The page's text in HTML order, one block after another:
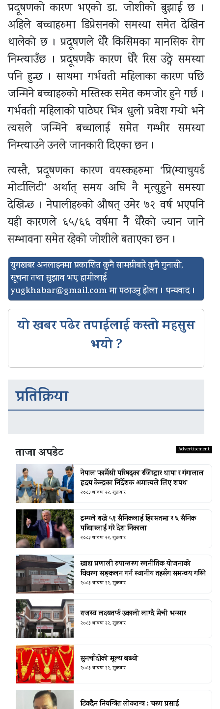
प्रदूषणको कारण भएको डा. जोशीको बुझाई छ ।
अहिले बच्चाहरुमा डिप्रेसनको समस्या समेत देखिन
थालेको छ । प्रदूषणले धेरै किसिमका मानसिक रोग
निम्त्याउँछ । प्रदूषणकै कारण धेरै रिस उठ्ने समस्या
पनि हुन्छ । साथमा गर्भवती महिलाका कारण पछि
जन्मिने बच्चाहरुको मस्तिस्क समेत कमजोर हुने गर्छ ।
गर्भवती महिलाको पाठेघर भित्र धुलो प्रवेश गर्‍यो भने
त्यसले जन्मिने बच्चालाई समेत गम्भीर समस्या
निम्त्याउने उनले जानकारी दिएका छन ।
त्यस्तै, प्रदूषणका कारण वयस्कहरुमा ‘प्रि(म्याचुयर्ड
मोर्टालिटी’ अर्थात् समय अघि नै मृत्युहुने समस्या
देखिन्छ । नेपालीहरुको औषत् उमेर ७२ वर्ष भएपनि
यही कारणले ६५/६६ वर्षमा नै धेरैको ज्यान जाने
सम्भावना समेत रहेको जोशीले बताएका छन ।
युगखबर अनलाइनमा प्रकाशित कुनै सामग्रीबारे कुनै गुनासो,
सूचना तथा सुझाव भए हामीलाई
yugkhabar@gmail.comमा पठाउनु होला । धन्यवाद ।
यो खबर पढेर तपाईलाई कस्तो महसुस
भयो ?
प्रतिक्रिया
ताजा अपडेट
नेपाल फार्मेसी परिषद्का रजिस्ट्रार थापा र गंगालाल
हृदय केन्द्रका निर्देशक अमात्यले लिए शपथ
२०८३ श्रावण २२, शुक्रबार
ट्रम्पले राखे ५१ सैनिकलाई हिरासतमा र ६ सैनिक
परिवारलाई गरे देश निकाला
२०८३ श्रावण २२, शुक्रबार
खाद्य प्रणाली रुपान्तरण रणनीतिक योजनाको
विवरण सङ्कलन गर्न स्थानीय तहसँग समन्वय गरिने
२०८३ श्रावण २२, शुक्रबार
राजस्व लक्ष्यतर्फ उकालो लाग्दै मेची भन्सार
२०८३ श्रावण २२, शुक्रबार
सुनचाँदीको मूल्य बढ्यो
२०८३ श्रावण २२, शुक्रबार
टिक्दैन नियन्त्रित लोकतन्त्र : चरण प्रसाई